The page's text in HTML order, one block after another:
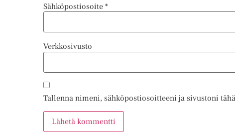
Sähköpostiosoite *
Verkkosivusto
Tallenna nimeni, sähköpostiosoitteeni ja sivustoni